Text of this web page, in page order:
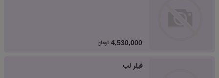
4,530,000 تومان
فیلر لب